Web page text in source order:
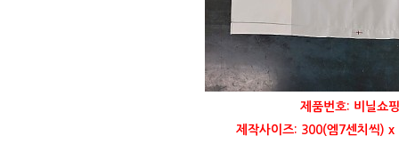
제품번호: 비닐쇼
제작사이즈: 300(엠7센치씩)